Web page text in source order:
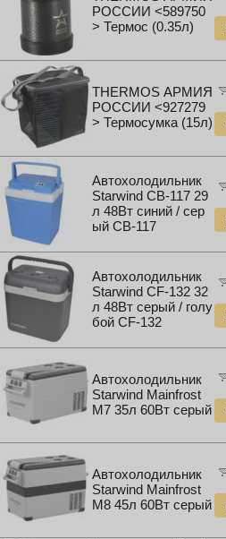
РОССИИ <589750
> Термос (0.35л)
THERMOS АРМИЯ
РОССИИ <927279
> Термосумка (15л)
Автохолодильник
Starwind CB-117 29
л 48Вт синий / сер
ый CB-117
Автохолодильник
Starwind CF-132 32
л 48Вт серый / голу
бой CF-132
Автохолодильник
Starwind Mainfrost
M7 35л 60Вт серый
Автохолодильник
Starwind Mainfrost
M8 45л 60Вт серый